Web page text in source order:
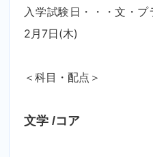
入学試験日・・・文・
2月7日(木)
＜科目・配点＞
文学 /コア